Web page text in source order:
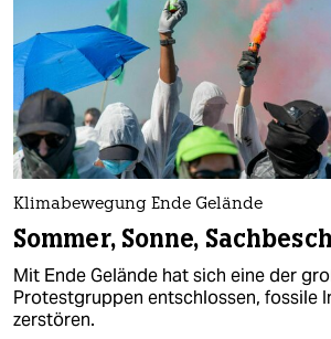
Klimabewegung Ende Gelände
Sommer, Sonne,
Mit Ende Gelände hat sich eine der
Protestgruppen entschlossen, fossile
zerstören.